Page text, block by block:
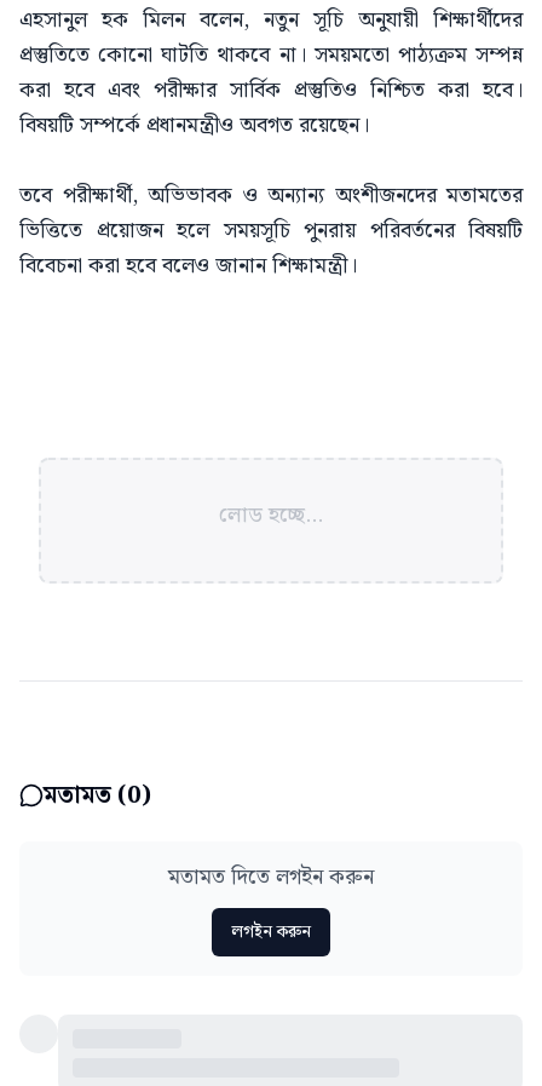
এহসানুল হক মিলন বলেন, নতুন সূচি অনুযায়ী শিক্ষার্থীদের
প্রস্তুতিতে কোনো ঘাটতি থাকবে না। সময়মতো পাঠ্যক্রম সম্পন্ন
করা হবে এবং পরীক্ষার সার্বিক প্রস্তুতিও নিশ্চিত করা হবে।
বিষয়টি সম্পর্কে প্রধানমন্ত্রীও অবগত রয়েছেন।
তবে পরীক্ষার্থী, অভিভাবক ও অন্যান্য অংশীজনদের মতামতের
ভিত্তিতে প্রয়োজন হলে সময়সূচি পুনরায় পরিবর্তনের বিষয়টি
বিবেচনা করা হবে বলেও জানান শিক্ষামন্ত্রী।
লোড হচ্ছে...
মতামত (0)
মতামত দিতে লগইন করুন
লগইন করুন